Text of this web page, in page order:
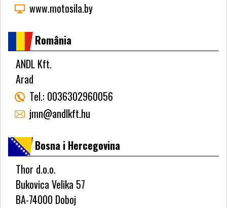
www.motosila.by
România
ANDL Kft.
Arad
Tel.: 0036302960056
jmn@andlkft.hu
Bosna i Hercegovina
Thor d.o.o.
Bukovica Velika 57
BA-74000 Doboj